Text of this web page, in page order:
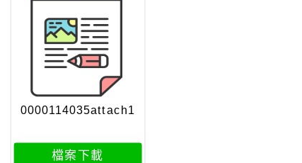
0000114035attach1
檔案下載